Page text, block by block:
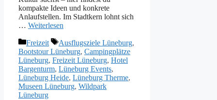
kompakte Ideen und konkrete
Anlaufstellen. Im Stadtkern lohnt sich
… Weiterlesen
Kategorien
Freizeit Schlagwörter
Ausflugsziele Lüneburg,
Bootstour Lüneburg, Campingplätze
Lüneburg, Freizeit Lüneburg, Hotel
Bargenturm, Lüneburg Events,
Lüneburg Heide, Lüneburg Therme,
Museen Lüneburg, Wildpark
Lüneburg